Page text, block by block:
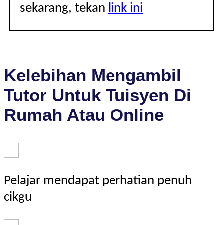
sekarang, tekan link ini
Kelebihan Mengambil
Tutor Untuk Tuisyen Di
Rumah Atau Online
Pelajar mendapat perhatian penuh
cikgu